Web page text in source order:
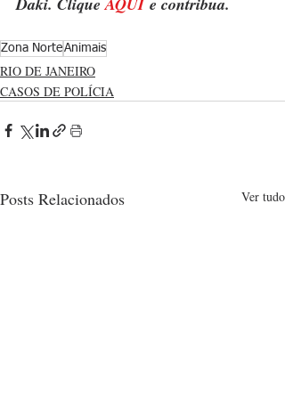
Zona NorteAnimais
RIO DE JANEIRO
CASOS DE POLÍCIA
Posts Relacionados Ver tudo